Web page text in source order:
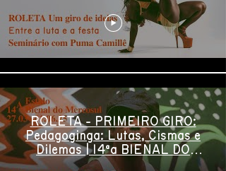
ROLETA - PRIMEIRO GIRO:
Pedagoginga: Lutas, Cismas e
Dilemas | 14ªa BIENAL DO
MERCOSUL